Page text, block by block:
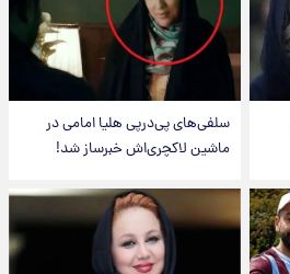
سلفی‌های پی‌درپی هلیا امامی در
ماشین لاکچری‌اش خبرساز شد!